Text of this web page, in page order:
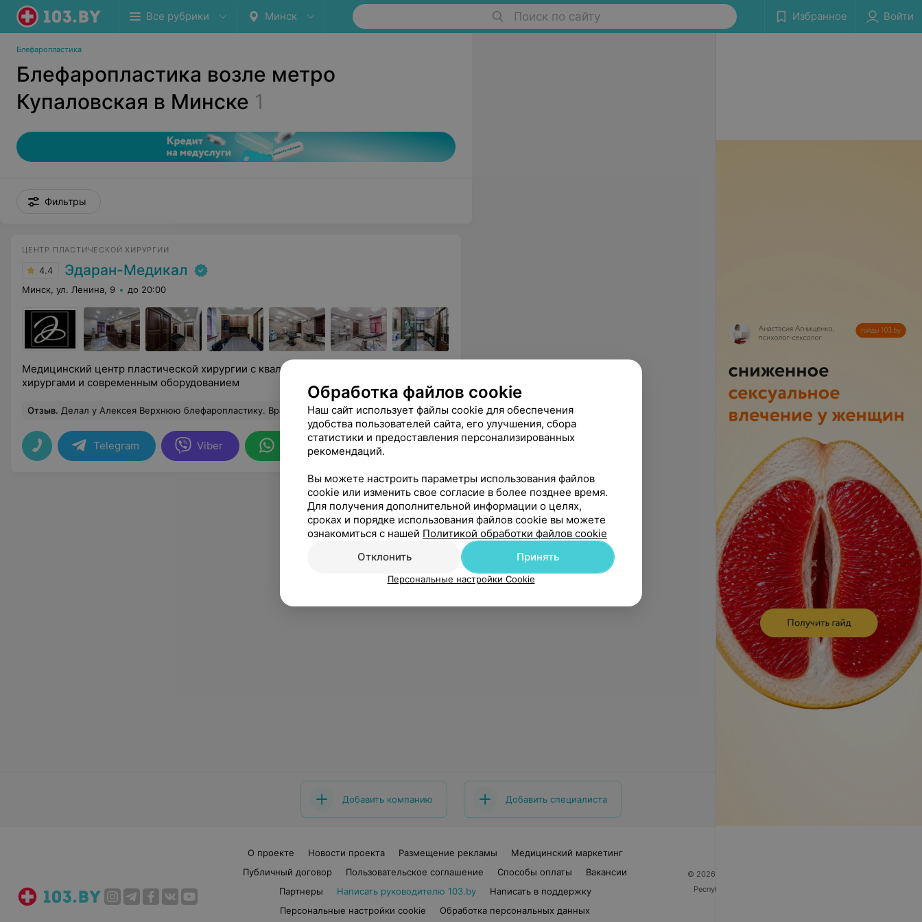
Все рубрики Минск Поиск по сайту Избранное Войти
Блефаропластика
Блефаропластика возле метро
Купаловская в Минске 1
Фильтры
ЦЕНТР ПЛАСТИЧЕСКОЙ ХИРУРГИИ
4.4 Эдаран-Медикал
Минск, ул. Ленина, 9 до 20:00
Медицинский центр пластической хирургии с квалифицированными, опытными
хирургами и современным оборудованием
Отзыв. Делал у Алексея Верхнюю блефаропластику. Врач все сделал максимально нежно и аккуратно. Перед операцией внятно и аргументированно объяснил, что он будет делать и почему. До этого ходил на консультацию в 2 другие клиники. Алексей, по сравнению с другими врачами,однозначно топчик. Рекомендую от всего сердца. Еще
Telegram Viber WhatsApp
Добавить компанию Добавить специалиста
О проекте Новости проекта Размещение рекламы
Медицинский маркетинг
Публичный договор
Пользовательское соглашение Способы оплаты
Вакансии
Партнеры
Написать руководителю 103.by
Написать в поддержку
Персональные настройки cookie
Обработка персональных данных
© 2026 ООО «Артокс Лаб», УНП 191700409
Республика Беларусь, г. Минск, улица Толбухина, 2,
Обработка файлов cookie
Наш сайт использует файлы cookie для обеспечения
удобства пользователей сайта, его улучшения, сбора
статистики и предоставления персонализированных
рекомендаций.
Вы можете настроить параметры использования файлов
cookie или изменить свое согласие в более позднее время.
Для получения дополнительной информации о целях,
сроках и порядке использования файлов cookie вы можете
ознакомиться с нашей Политикой обработки файлов cookie
Отклонить
Принять
Персональные настройки Cookie